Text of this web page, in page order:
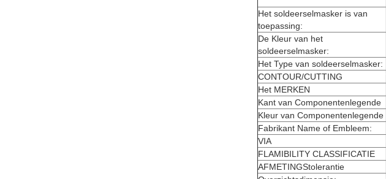
Het soldeerselmasker is van
toepassing:
De Kleur van het
soldeerselmasker:
Het Type van soldeerselmasker:
CONTOUR/CUTTING
Het MERKEN
Kant van Componentenlegende
Kleur van Componentenlegende
Fabrikant Name of Embleem:
VIA
FLAMIBILITY CLASSIFICATIE
AFMETINGStolerantie